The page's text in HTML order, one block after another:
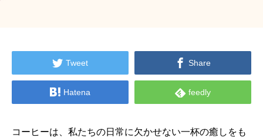
 Tweet  Share
 Hatena  feedly
コーヒーは、私たちの日常に欠かせない一杯の癒しをも